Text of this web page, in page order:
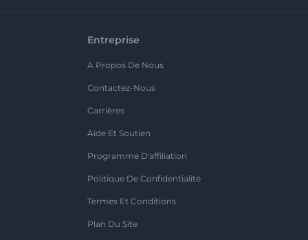
Entreprise
A Propos De Nous
Contactez-Nous
Carrières
Aide Et Soutien
Programme D'affiliation
Politique De Confidentialité
Termes Et Conditions
Plan Du Site